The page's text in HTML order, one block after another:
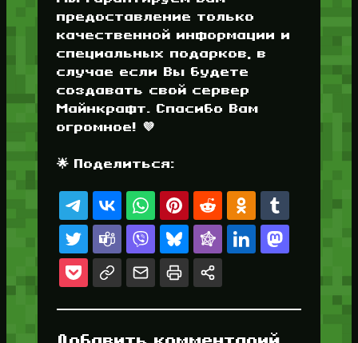
предоставление только
качественной информации и
специальных подарков, в
случае если Вы будете
создавать свой сервер
Майнкрафт. Спасибо Вам
огромное! 💜
🌟 Поделиться:
Добавить комментарий